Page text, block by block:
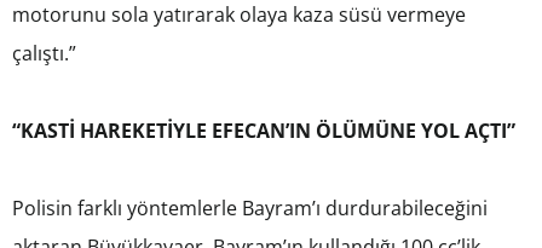
motorunu sola yatırarak olaya kaza süsü vermeye
çalıştı.”
“KASTİ HAREKETİYLE EFECAN’IN ÖLÜMÜNE YOL AÇTI”
Polisin farklı yöntemlerle Bayram’ı durdurabileceğini